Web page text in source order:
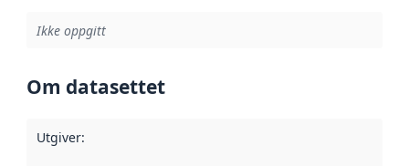
Ikke oppgitt
Om datasettet
Utgiver: